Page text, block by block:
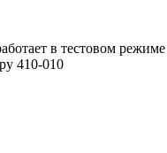
в тестовом
410-010